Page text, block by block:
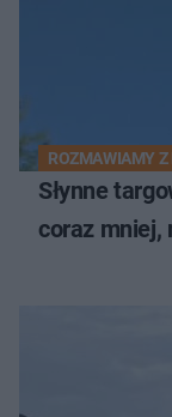
ROZMAWIAMY Z
Słynne
coraz mniej,